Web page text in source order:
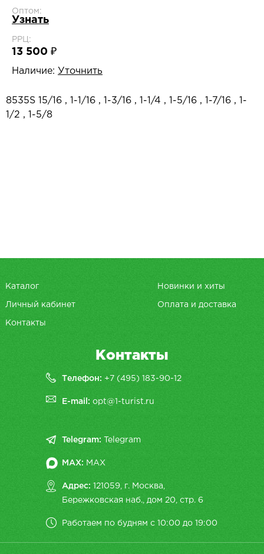
Оптом:
Узнать
РРЦ:
13 500 ₽
Наличие: Уточнить
8535S 15/16 , 1-1/16 , 1-3/16 , 1-1/4 , 1-5/16 , 1-7/16 , 1-
1/2 , 1-5/8
Каталог Новинки и хиты
Личный кабинет Оплата и доставка
Контакты
Контакты
Телефон: +7 (495) 183-90-12
E-mail:opt@1-turist.ru
Telegram: Telegram
MAX: MAX
Адрес: 121059, г. Москва,
Бережковская наб., дом 20, cтр. 6
Работаем по будням с 10:00 до 19:00